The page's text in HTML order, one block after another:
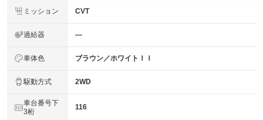
ミッション CVT
過給器 ―
車体色 ブラウン／ホワイトＩＩ
駆動方式 2WD
車台番号下
3桁
116